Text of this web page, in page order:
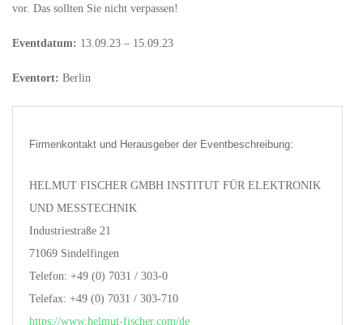
vor. Das sollten Sie nicht verpassen!
Eventdatum: 13.09.23 – 15.09.23
Eventort: Berlin
Firmenkontakt und Herausgeber der Eventbeschreibung:
HELMUT FISCHER GMBH INSTITUT FÜR ELEKTRONIK
UND MESSTECHNIK
Industriestraße 21
71069 Sindelfingen
Telefon: +49 (0) 7031 / 303-0
Telefax: +49 (0) 7031 / 303-710
https://www.helmut-fischer.com/de